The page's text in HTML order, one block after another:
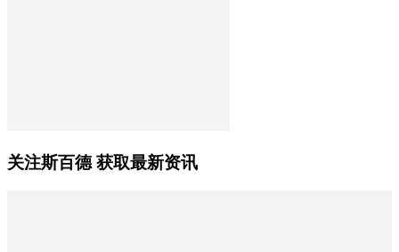
关注斯百德 获取最新资讯